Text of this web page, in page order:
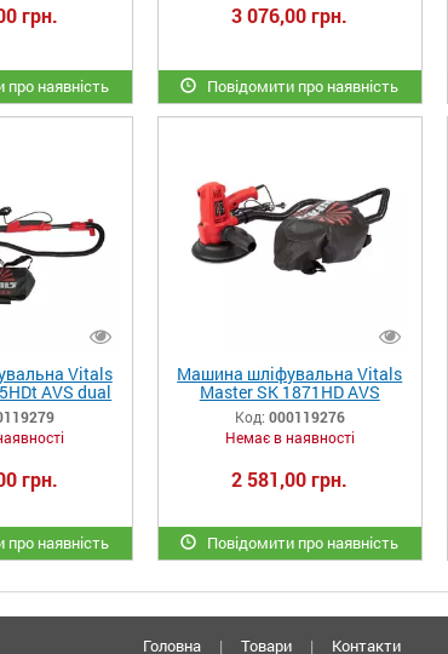
грн.
про наявність
3 076,00 грн.
Повідомити про наявність
Vitals
AVS dual
грн.
про наявність
Машина шліфувальна Vitals
Master SK 1871HD AVS
compact
Код: 000119276
Немає в наявності
2 581,00 грн.
Повідомити про наявність
Головна | Товари | Контакти